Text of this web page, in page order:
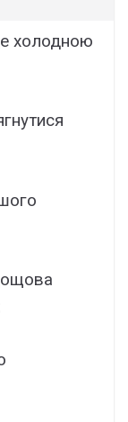
холодною